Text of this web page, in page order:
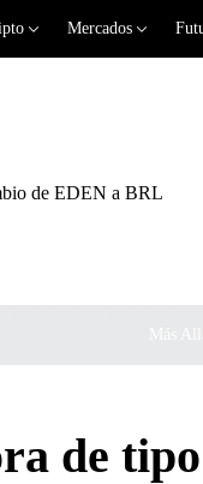
Mercados
de EDEN a BRL
Más
de